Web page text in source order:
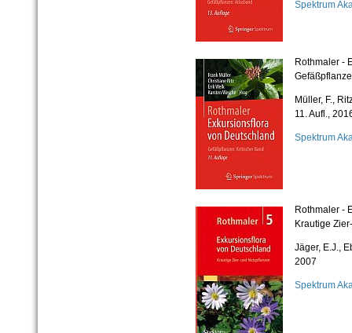
Spektrum
Rothmaler -
Müller, F.,
11. Aufl.,
Spektrum
Rothmaler -
Krautige
Jäger, E.J.,
2007
Spektrum